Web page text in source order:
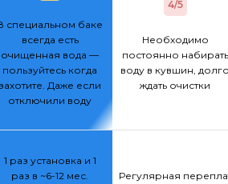
специальном баке
всегда есть
очищенная вода —
пользуйтесь когда
захотите. Даже если
отключили воду
4/5
Необходимо
постоянно набирать
воду в кувшин,
ждать очистки
1 раз установка и 1
раз в ~6-12 мес.
Регулярная